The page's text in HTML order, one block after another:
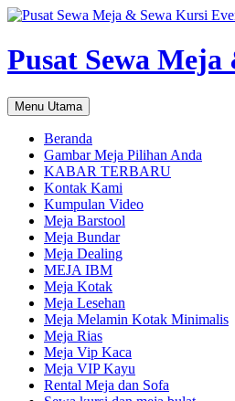
Pusat Sewa
Cari
Menu Utama Langsung
ke
isi
Beranda
Gambar Meja Pilihan Anda
KABAR TERBARU
Kontak Kami
Kumpulan Video
Meja Barstool
Meja Bundar
Meja Dealing
MEJA IBM
Meja Kotak
Meja Lesehan
Meja Melamin Kotak Minimalis
Meja Rias
Meja Vip Kaca
Meja VIP Kayu
Rental Meja dan Sofa